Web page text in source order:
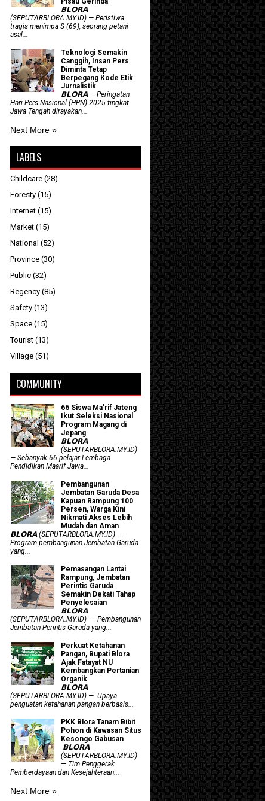
𝗕𝗟𝗢𝗥𝗔
(SEPUTARBLORA.MY.ID) — Peristiwa
tragis menimpa S (69), seorang petani
asal...
Teknologi Semakin
Canggih, Insan Pers
Diminta Tetap
Berpegang Kode Etik
Jurnalistik
𝗕𝗟𝗢𝗥𝗔 — Peringatan
Hari Pers Nasional (HPN) 2025 tingkat
Jawa Tengah dirayakan...
Next More »
LABELS
Childcare (28)
Foresty (15)
Internet (15)
Market (15)
National (52)
Province (30)
Public (32)
Regency (85)
Safety (13)
Space (15)
Tourist (13)
Village (51)
COMMUNITY
66 Siswa Ma’rif Jateng
Ikut Seleksi Nasional
Program Magang di
Jepang
𝗕𝗟𝗢𝗥𝗔
(SEPUTARBLORA.MY.ID)
— Sebanyak 66 pelajar Lembaga
Pendidikan Maarif Jawa...
Pembangunan
Jembatan Garuda Desa
Kapuan Rampung 100
Persen, Warga Kini
Nikmati Akses Lebih
Mudah dan Aman
𝗕𝗟𝗢𝗥𝗔 (SEPUTARBLORA.MY.ID) —
Program pembangunan Jembatan Garuda
yang...
Pemasangan Lantai
Rampung, Jembatan
Perintis Garuda
Semakin Dekati Tahap
Penyelesaian
𝗕𝗟𝗢𝗥𝗔
(SEPUTARBLORA.MY.ID) — Pembangunan
Jembatan Perintis Garuda yang...
​Perkuat Ketahanan
Pangan, Bupati Blora
Ajak Fatayat NU
Kembangkan Pertanian
Organik
𝗕𝗟𝗢𝗥𝗔
(SEPUTARBLORA.MY.ID) — Upaya
penguatan ketahanan pangan berbasis...
PKK Blora Tanam Bibit
Pohon di Kawasan Situs
Kesongo Gabusan
‎ 𝗕𝗟𝗢𝗥𝗔
(SEPUTARBLORA.MY.ID)
— Tim Penggerak
Pemberdayaan dan Kesejahteraan...
Next More »